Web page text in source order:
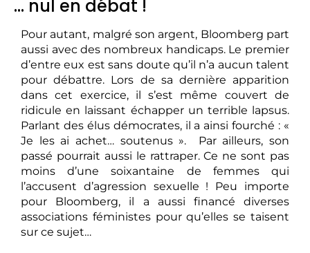
… nul en débat !
Pour autant, malgré son argent, Bloomberg part
aussi avec des nombreux handicaps. Le premier
d’entre eux est sans doute qu’il n’a aucun talent
pour débattre. Lors de sa dernière apparition
dans cet exercice, il s’est même couvert de
ridicule en laissant échapper un terrible lapsus.
Parlant des élus démocrates, il a ainsi fourché : «
Je les ai achet… soutenus ». Par ailleurs, son
passé pourrait aussi le rattraper. Ce ne sont pas
moins d’une soixantaine de femmes qui
l’accusent d’agression sexuelle ! Peu importe
pour Bloomberg, il a aussi financé diverses
associations féministes pour qu’elles se taisent
sur ce sujet…